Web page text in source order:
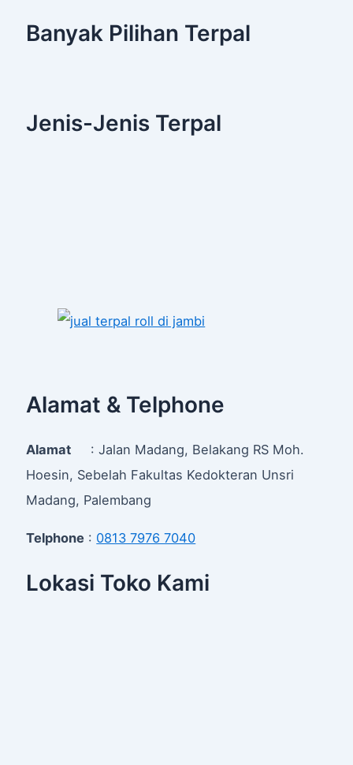
Banyak Pilihan Terpal
Jenis-Jenis Terpal
Alamat & Telphone
Alamat : Jalan Madang, Belakang RS Moh.
Hoesin, Sebelah Fakultas Kedokteran Unsri
Madang, Palembang
Telphone : 0813 7976 7040
Lokasi Toko Kami